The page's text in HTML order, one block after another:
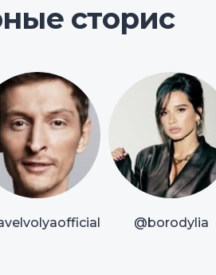
сторис
@borodylia